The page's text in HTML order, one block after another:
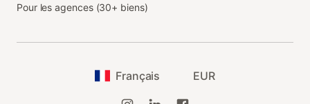
Pour les agences (30+ biens)
Français EUR